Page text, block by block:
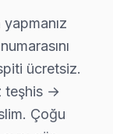
ücretsiz.
teşhis →
Çoğu